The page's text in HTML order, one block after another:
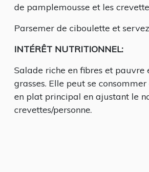
de pamplemousse et les
Parsemer de ciboulette et
INTÉRÊT NUTRITIONNEL:
Salade riche en fibres et pauvre
grasses. Elle peut se
en plat principal en ajustant le
crevettes/personne.